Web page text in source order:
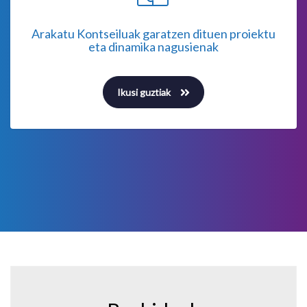
Arakatu Kontseiluak garatzen dituen proiektu
eta dinamika nagusienak
Ikusi guztiak